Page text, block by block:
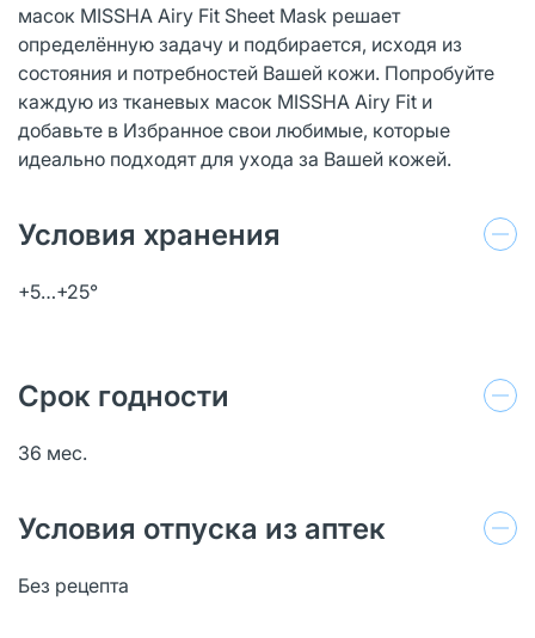
масок MISSHA Airy Fit Sheet Mask решает
определённую задачу и подбирается, исходя из
состояния и потребностей Вашей кожи. Попробуйте
каждую из тканевых масок MISSHA Airy Fit и
добавьте в Избранное свои любимые, которые
идеально подходят для ухода за Вашей кожей.
Условия хранения
+5…+25°
Срок годности
36 мес.
Условия отпуска из аптек
Без рецепта